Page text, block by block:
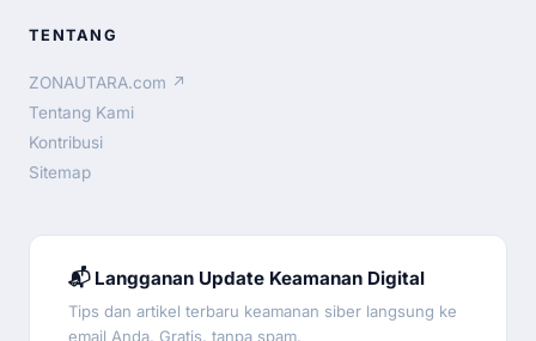
TENTANG
ZONAUTARA.com ↗
Tentang Kami
Kontribusi
Sitemap
📬 Langganan Update Keamanan Digital
Tips dan artikel terbaru keamanan siber langsung ke
email Anda. Gratis, tanpa spam.